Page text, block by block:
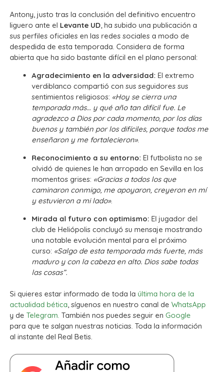
Antony, justo tras la conclusión del definitivo encuentro
liguero ante el Levante UD, ha subido una publicación a
sus perfiles oficiales en las redes sociales a modo de
despedida de esta temporada. Considera de forma
abierta que ha sido bastante difícil en el plano personal:
Agradecimiento en la adversidad: El extremo
verdiblanco compartió con sus seguidores sus
sentimientos religiosos: «Hoy se cierra una
temporada más… y qué año tan difícil fue. Le
agradezco a Dios por cada momento, por los días
buenos y también por los difíciles, porque todos me
enseñaron y me fortalecieron».
Reconocimiento a su entorno: El futbolista no se
olvidó de quienes le han arropado en Sevilla en los
momentos grises: «Gracias a todos los que
caminaron conmigo, me apoyaron, creyeron en mí
y estuvieron a mi lado».
Mirada al futuro con optimismo: El jugador del
club de Heliópolis concluyó su mensaje mostrando
una notable evolución mental para el próximo
curso: «Salgo de esta temporada más fuerte, más
maduro y con la cabeza en alto. Dios sabe todas
las cosas”.
Si quieres estar informado de toda la última hora de la
actualidad bética, síguenos en nuestro canal de WhatsApp
y de Telegram. También nos puedes seguir en Google
para que te salgan nuestras noticias. Toda la información
al instante del Real Betis.